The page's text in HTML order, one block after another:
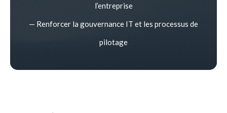
l’entreprise
— Renforcer la gouvernance IT et les processus de
pilotage